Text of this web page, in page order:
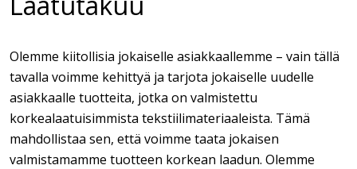
Olemme kiitollisia jokaiselle asiakkaallemme – vain tällä
tavalla voimme kehittyä ja tarjota jokaiselle uudelle
asiakkaalle tuotteita, jotka on valmistettu
korkealaatuisimmista tekstiilimateriaaleista. Tämä
mahdollistaa sen, että voimme taata jokaisen
valmistamamme tuotteen korkean laadun. Olemme